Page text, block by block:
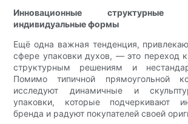
Инновационные
индивидуальные формы
Ещё одна важная тенденция,
сфере упаковки духов, — это переход
структурным решениям и
Помимо типичной прямоугольной
исследуют динамичные и
упаковки, которые подчеркивают
бренда и радуют покупателей своей